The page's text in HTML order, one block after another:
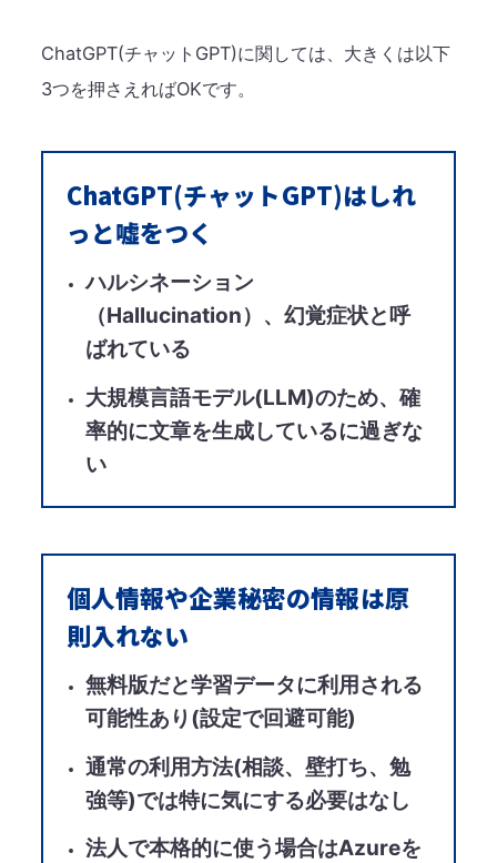
ChatGPT(チャットGPT)に関しては、大きくは以下
3つを押さえればOKです​。
ChatGPT(チャットGPT)はしれ
っと嘘をつく​
ハルシネーション
（Hallucination）、幻覚症状と呼
ばれている​
大規模言語モデル(LLM)のため、確
率的に文章を生成しているに過ぎな
い​
個人情報や企業秘密の情報は原
則入れない​
無料版だと学習データに利用される
可能性あり(設定で回避可能)​
通常の利用方法(相談、壁打ち、勉
強等)では特に気にする必要はなし​
法人で本格的に使う場合はAzureを